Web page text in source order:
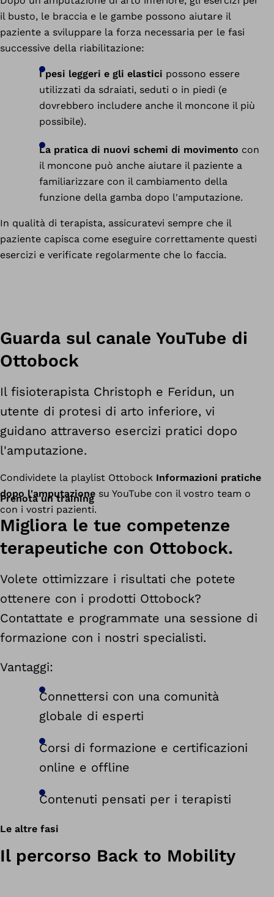
il busto, le braccia e le gambe possono aiutare il
paziente a sviluppare la forza necessaria per le fasi
successive della riabilitazione:
I pesi leggeri e gli elastici possono essere
utilizzati da sdraiati, seduti o in piedi (e
dovrebbero includere anche il moncone il più
possibile).
La pratica di nuovi schemi di movimento con
il moncone può anche aiutare il paziente a
familiarizzare con il cambiamento della
funzione della gamba dopo l'amputazione.
In qualità di terapista, assicuratevi sempre che il
paziente capisca come eseguire correttamente questi
esercizi e verificate regolarmente che lo faccia.
Guarda sul canale YouTube di
Ottobock
Il fisioterapista Christoph e Feridun, un
utente di protesi di arto inferiore, vi
guidano attraverso esercizi pratici dopo
l'amputazione.
Condividete la playlist Ottobock Informazioni pratiche
dopo l'amputazione su YouTube con il vostro team o
con i vostri pazienti.
Prenota un training
Migliora le tue competenze
terapeutiche con Ottobock.
Volete ottimizzare i risultati che potete
ottenere con i prodotti Ottobock?
Contattate e programmate una sessione di
formazione con i nostri specialisti.
Vantaggi:
Connettersi con una comunità
globale di esperti
Corsi di formazione e certificazioni
online e offline
Contenuti pensati per i terapisti
Le altre fasi
Il percorso Back to Mobility